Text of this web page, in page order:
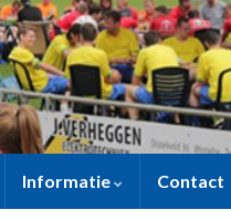
Informatie Contact